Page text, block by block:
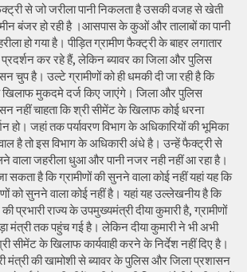
से जो जरीला पानी निकलता है उसकी वजह से खेती
बंजर हो रही है ।आसपास के कुओं और तालाबों का पानी
हो गया है। पीड़ित ग्रामीण फैक्ट्री के बाहर लगातार
कर रहे हैं, लेकिन ब्यावर का जिला और पुलिस
चुप है। उल्टे ग्रामीणों को ही धमकी दी जा रही है कि
मुकदमे दर्ज किए जाएंगे। जिला और पुलिस
नहीं चाहता कि श्री सीमेंट के खिलाफ कोई धरना
हो। जहां तक पर्यावरण विभाग के अधिकारियों की भूमिका
है तो इस विभाग के अधिकारी अंधे है। उन्हें फैक्ट्री से
वाला जहरीला धुआ और पानी नजर नही नहीं आ रहा है।
सकता है कि ग्रामीणों की सुनने वाला कोई नहीं यहां यह कि
को सुनने वाला कोई नहीं है। यहां यह उल्लेखनीय है कि
की प्रभारी राज्य के उपमुख्यमंत्री दीया कुमारी है, ग्रामीणों
मंत्री तक पहुंच गई है। लेकिन दीया कुमारी ने भी अभी
सीमेंट के खिलाफ कार्यवाही करने के निर्देश नहीं दिए है।
मंत्री की खामोशी से ब्यावर के पुलिस और जिला प्रशासन